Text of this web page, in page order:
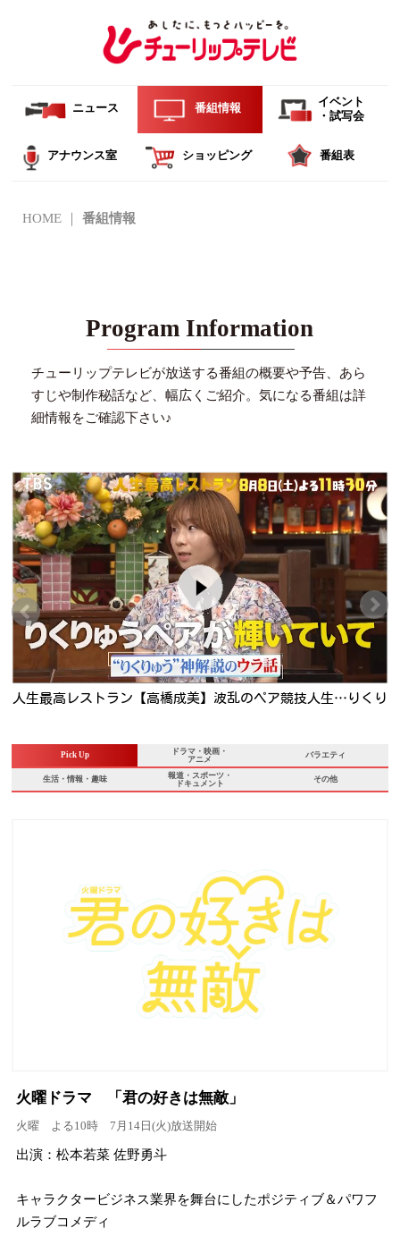
ニュース 番組情報
イベント
・試写会
アナウンス室 ショッピング 番組表
HOME 番組情報
Program Information
チューリップテレビが放送する番組の概要や予告、あら
すじや制作秘話など、幅広くご紹介。 気になる番組は詳
細情報をご確認下さい♪
人生最高レストラン【高橋成美】波乱のペア競技人生…りくり
Pick Up
ドラマ・映画・
アニメ
バラエティ
生活・情報・趣味
報道・スポーツ・
ドキュメント
その他
火曜ドラマ 「君の好きは無敵」
火曜 よる10時 7月14日(火)放送開始
出演：松本若菜 佐野勇斗
キャラクタービジネス業界を舞台にしたポジティブ＆パワフ
ルラブコメディ